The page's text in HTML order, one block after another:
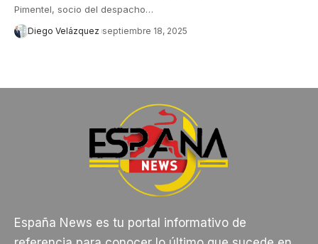
Pimentel, socio del despacho…
Diego Velázquez septiembre 18, 2025
España News es tu portal informativo de